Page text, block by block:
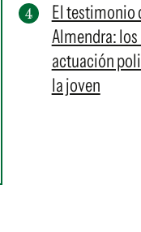
El testimonio
Almendra:
actuación
la joven